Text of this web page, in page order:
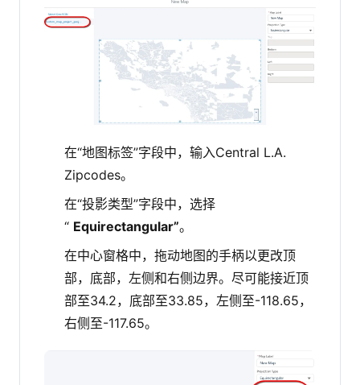
在“地图标签”字段中，输入Central L.A.
Zipcodes。
在“投影类型”字段中，选择
“ Equirectangular”。
在中心窗格中，拖动地图的手柄以更改顶
部，底部，左侧和右侧边界。尽可能接近顶
部至34.2，底部至33.85，左侧至-118.65，
右侧至-117.65。